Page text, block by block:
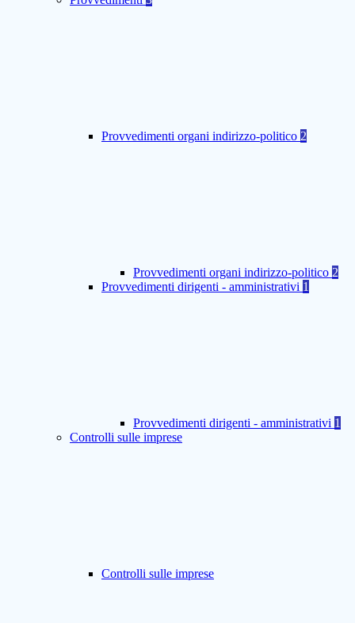
Provvedimenti organi indirizzo-politico 2
Provvedimenti organi indirizzo-politico 2
Provvedimenti dirigenti - amministrativi 1
Provvedimenti dirigenti - amministrativi 1
Controlli sulle imprese
Controlli sulle imprese